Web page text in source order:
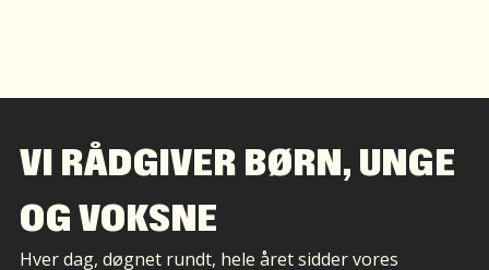
VI RÅDGIVER BØRN, UNGE
OG VOKSNE
Hver dag, døgnet rundt, hele året sidder vores